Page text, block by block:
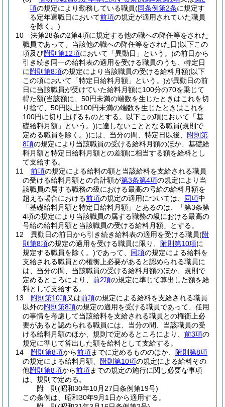
項の規定により勤務している職員(同条例第2条に規定す
る定年退職日において前項の規定が適用されていた職員
を除く。)
10
法第28条の2第4項に規定する他の職への降任等をされた
職員であって、当該他の職への降任等をされた日(以下この
項及び附則第12項において「異動日」という。)の前日から
引き続き同一の給料表の適用を受ける職員のうち、特定日
に 附則第8項の規定により当該職員の受ける給料月額(以下
この項において「特定日給料月額」という。)が異動日の前
日に当該職員が受けていた給料月額に100分の70を乗じて
得た額(当該額に、50円未満の端数を生じたときはこれを切
り捨て、50円以上100円未満の端数を生じたときはこれを
100円に切り上げるものとする。以下この項において「基
礎給料月額」という。)に達しないこととなる職員(規則で
定める職員を除く。)には、当分の間、特定日以後、
附則第
8項の規定により当該職員の受ける給料月額のほか、基礎給
料月額と特定日給料月額との差額に相当する額を給料とし
て支給する。
11
前項の規定による給料の額と当該給料を支給される職員
の受ける給料月額との合計額が第3条第4項の規定により当
該職員の属する職務の級における最高の号給の給料月額を
超える場合における前項の規定の適用については、 同項中
「基礎給料月額と特定日給料月額」とあるのは、「第3条第
4項の規定により当該職員の属する職務の級における最高の
号給の給料月額と当該職員の受ける給料月額」とする。
12
異動日の前日から引き続き給料表の適用を受ける職員(附
則第8項の規定の適用を受ける職員に限り、 附則第10項に
規定する職員を除く。)であって、 同項の規定による給料を
支給される職員との権衡上必要があると認められる職員に
は、当分の間、当該職員の受ける給料月額のほか、規則で
定めるところにより、 前2項の規定に準じて算出した額を給
料として支給する。
13
附則第10項又は前項の規定による給料を支給される職員
以外の附則第8項の規定の適用を受ける職員であって、任用
の事情を考慮して当該給料を支給される職員との権衡上必
要があると認められる職員には、当分の間、当該職員の受
ける給料月額のほか、規則で定めるところにより、 前3項の
規定に準じて算出した額を給料として支給する。
14
附則第8項から前項までに定めるもののほか、
附則第8項
の規定による給料月額、
附則第10項の規定による給料その
他附則第8項から前項までの規定の施行に関し必要な事項
は、規則で定める。
附 則(昭和30年10月27日条例第19号)
この条例は、昭和30年9月1日から適用する。